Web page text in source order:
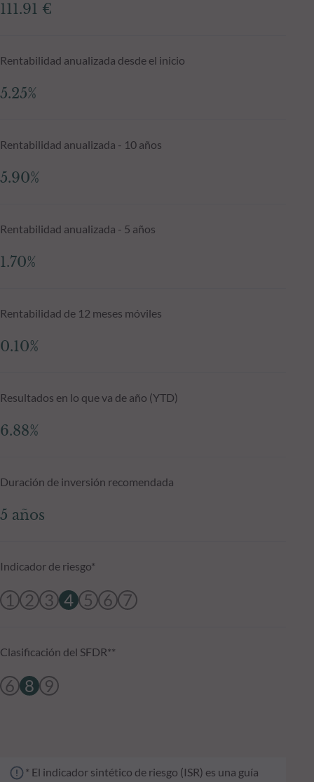
111.91 €
Rentabilidad anualizada desde el inicio
5.25%
Rentabilidad anualizada - 10 años
5.90%
Rentabilidad anualizada - 5 años
1.70%
Rentabilidad de 12 meses móviles
0.10%
Resultados en lo que va de año (YTD)
6.88%
Duración de inversión recomendada
5 años
Indicador de riesgo*
1 2 3 4 5 6 7
Clasificación del SFDR**
6 8 9
* El indicador sintético de riesgo (ISR) es una guía